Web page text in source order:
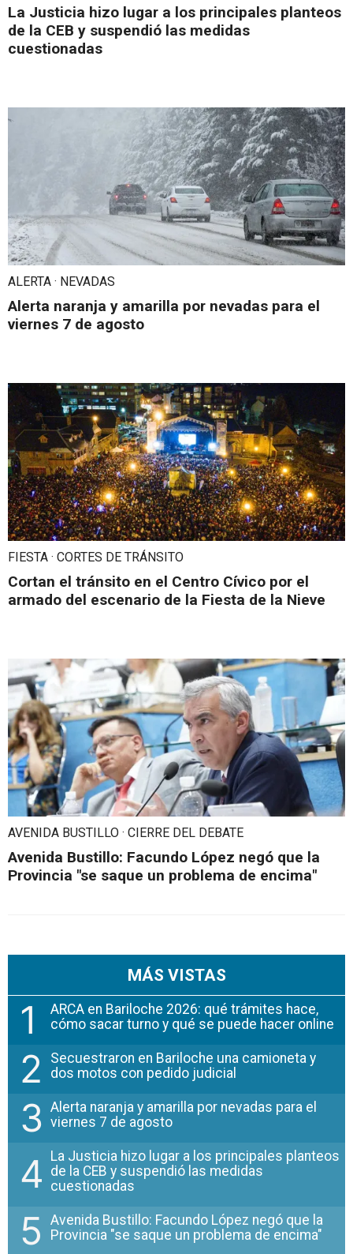
La Justicia hizo lugar a los principales planteos
de la CEB y suspendió las medidas
cuestionadas
ALERTA · NEVADAS
Alerta naranja y amarilla por nevadas para el
viernes 7 de agosto
FIESTA · CORTES DE TRÁNSITO
Cortan el tránsito en el Centro Cívico por el
armado del escenario de la Fiesta de la Nieve
AVENIDA BUSTILLO · CIERRE DEL DEBATE
Avenida Bustillo: Facundo López negó que la
Provincia "se saque un problema de encima"
MÁS VISTAS
1
ARCA en Bariloche 2026: qué trámites hace,
cómo sacar turno y qué se puede hacer online
2
Secuestraron en Bariloche una camioneta y
dos motos con pedido judicial
3 Alerta naranja y amarilla por nevadas para el
viernes 7 de agosto
4 La Justicia hizo lugar a los principales planteos
de la CEB y suspendió las medidas
cuestionadas
5
Avenida Bustillo: Facundo López negó que la
Provincia "se saque un problema de encima"